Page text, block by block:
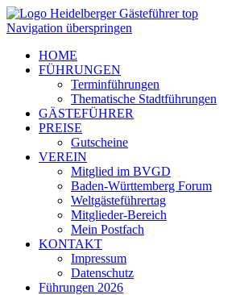
Navigation überspringen
HOME
FÜHRUNGEN
Terminführungen
Thematische Stadtführungen
GÄSTEFÜHRER
PREISE
Gutscheine
VEREIN
Mitglied im BVGD
Baden-Württemberg Forum
Weltgästeführertag
Mitglieder-Bereich
Mein Postfach
KONTAKT
Impressum
Datenschutz
Führungen 2026